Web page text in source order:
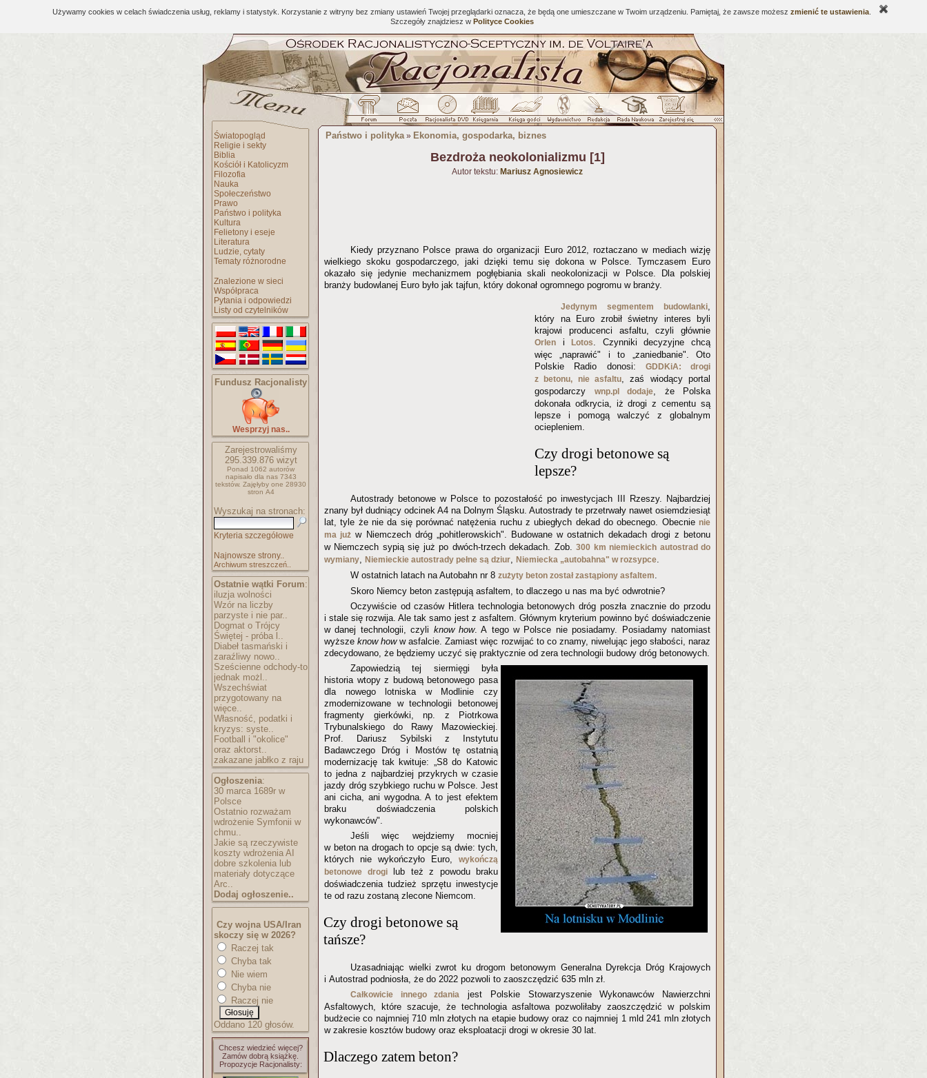
Używamy cookies w celach świadczenia usług, reklamy i statystyk. Korzystanie z witryny bez zmiany ustawień Twojej przeglądarki oznacza, że będą one umieszczane w Twoim urządzeniu. Pamiętaj, że zawsze możesz zmienić te ustawienia
Szczegóły znajdziesz w Polityce Cookies
Światopogląd
Religie i sekty
Biblia
Kościół i Katolicyzm
Filozofia
Nauka
Społeczeństwo
Prawo
Państwo i polityka
Kultura
Felietony i eseje
Literatura
Ludzie, cytaty
Tematy różnorodne
Znalezione w sieci
Współpraca
Pytania i odpowiedzi
Listy od czytelników
Fundusz Racjonalisty
Wesprzyj nas..
Zarejestrowaliśmy
295.339.876wizyt
Ponad 1062 autorów
napisało dla nas 7343
tekstów. Zajęłyby one 28930
stron A4
Wyszukaj na stronach:
Kryteria szczegółowe
Najnowsze strony..
Archiwum streszczeń..
Ostatnie wątki Forum:
iluzja wolności
Wzór na liczby
parzyste i nie par..
Dogmat o Trójcy
Świętej - próba l..
Diabeł tasmański i
zaraźliwy nowo..
Sześcienne odchody-to
jednak możl..
Wszechświat
przygotowany na
więce..
Własność, podatki i
kryzys: syste..
Football i "okolice"
oraz aktorst..
zakazane jabłko z raju
Ogłoszenia:
30 marca 1689r w
Polsce
Ostatnio rozważam
wdrożenie Symfonii w
chmu..
Jakie są rzeczywiste
koszty wdrożenia AI
dobre szkolenia lub
materiały dotyczące
Arc..
Dodaj ogłoszenie..
Czy wojna USA/Iran
skoczy się w 2026?
Raczej tak
Chyba tak
Nie wiem
Chyba nie
Raczej nie
Oddano 120 głosów.
Chcesz wiedzieć więcej?
Zamów dobrą książkę.
Propozycje Racjonalisty:
Państwo i polityka» Ekonomia, gospodarka, biznes
Bezdroża neokolonializmu [1]
Autor tekstu: Mariusz Agnosiewicz
Kiedy przyznano Polsce prawa do organizacji Euro 2012, roztaczano w mediach wizję
wielkiego skoku gospodarczego, jaki dzięki temu się dokona w Polsce. Tymczasem Euro
okazało się jedynie mechanizmem pogłębiania skali neokolonizacji w Polsce. Dla polskiej
branży budowlanej Euro było jak tajfun, który dokonał ogromnego pogromu w branży.
Jedynym segmentem budowlanki,
który na Euro zrobił świetny interes byli
krajowi producenci asfaltu, czyli głównie
Orlen iLotos. Czynniki decyzyjne chcą
więc „naprawić" i to „zaniedbanie". Oto
Polskie Radio donosi: GDDKiA: drogi
z betonu, nie asfaltu, zaś wiodący portal
gospodarczy wnp.pl dodaje, że Polska
dokonała odkrycia, iż drogi z cementu są
lepsze i pomogą walczyć z globalnym
ociepleniem.
Czy drogi betonowe są
lepsze?
Autostrady betonowe w Polsce to pozostałość po inwestycjach III Rzeszy. Najbardziej
znany był dudniący odcinek A4 na Dolnym Śląsku. Autostrady te przetrwały nawet osiemdziesiąt
lat, tyle że nie da się porównać natężenia ruchu z ubiegłych dekad do obecnego. Obecnie nie
ma już w Niemczech dróg „pohitlerowskich". Budowane w ostatnich dekadach drogi z betonu
w Niemczech sypią się już po dwóch-trzech dekadach. Zob.300 km niemieckich autostrad do
wymiany Niemieckie autostrady pełne są dziur Niemiecka „autobahna" w rozsypce
W ostatnich latach na Autobahn nr 8 zużyty beton został zastąpiony asfaltem
Skoro Niemcy beton zastępują asfaltem, to dlaczego u nas ma być odwrotnie?
Oczywiście od czasów Hitlera technologia betonowych dróg poszła znacznie do przodu
i stale się rozwija. Ale tak samo jest z asfaltem. Głównym kryterium powinno być doświadczenie
w danej technologii, czyli know how. A tego w Polsce nie posiadamy. Posiadamy natomiast
wyższeknow howw asfalcie. Zamiast więc rozwijać to co znamy, niwelując jego słabości, naraz
zdecydowano, że będziemy uczyć się praktycznie od zera technologii budowy dróg betonowych.
Zapowiedzią tej siermięgi była
historia wtopy z budową betonowego pasa
dla nowego lotniska w Modlinie czy
zmodernizowane w technologii betonowej
fragmenty gierkówki, np. z Piotrkowa
Trybunalskiego do Rawy Mazowieckiej.
Prof. Dariusz Sybilski z Instytutu
Badawczego Dróg i Mostów tę ostatnią
modernizację tak kwituje: „S8 do Katowic
to jedna z najbardziej przykrych w czasie
jazdy dróg szybkiego ruchu w Polsce. Jest
ani cicha, ani wygodna. A to jest efektem
braku doświadczenia polskich
wykonawców".
Jeśli więc wejdziemy mocniej
w beton na drogach to opcje są dwie: tych,
których nie wykończyło Euro, wykończą
betonowe drogilub też z powodu braku
doświadczenia tudzież sprzętu inwestycje
te od razu zostaną zlecone Niemcom.
Czy drogi betonowe są
tańsze?
Uzasadniając wielki zwrot ku drogom betonowym Generalna Dyrekcja Dróg Krajowych
i Autostrad podniosła, że do 2022 pozwoli to zaoszczędzić 635 mln zł.
Całkowicie innego zdania
jest Polskie Stowarzyszenie Wykonawców Nawierzchni
Asfaltowych, które szacuje, że technologia asfaltowa pozwoliłaby zaoszczędzić w polskim
budżecie co najmniej 710 mln złotych na etapie budowy oraz co najmniej 1 mld 241 mln złotych
w zakresie kosztów budowy oraz eksploatacji drogi w okresie 30 lat.
Dlaczego zatem beton?